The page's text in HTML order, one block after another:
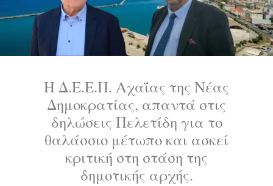
Η Δ.Ε.Ε.Π. Αχαΐας της Νέας
Δημοκρατίας, απαντά στις
δηλώσεις Πελετίδη για το
θαλάσσιο μέτωπο και ασκεί
κριτική στη στάση της
δημοτικής αρχής.